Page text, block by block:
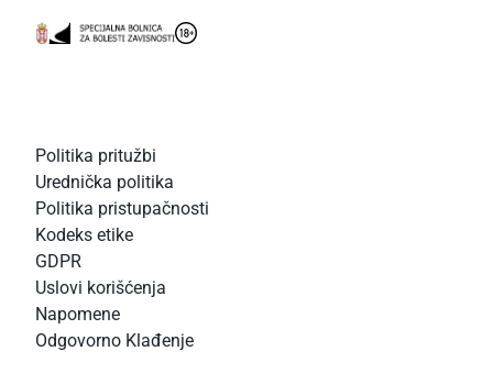
Politika pritužbi
Urednička politika
Politika pristupačnosti
Kodeks etike
GDPR
Uslovi korišćenja
Napomene
Odgovorno Klađenje